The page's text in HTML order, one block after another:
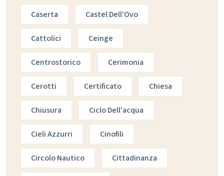
Caserta Castel Dell'Ovo
Cattolici Ceinge
Centrostorico Cerimonia
Cerotti Certificato Chiesa
Chiusura Ciclo Dell'acqua
Cieli Azzurri Cinofili
Circolo Nautico Cittadinanza